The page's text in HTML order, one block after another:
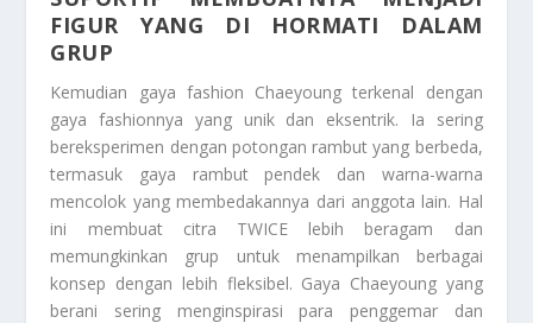
FIGUR YANG DI HORMATI DALAM
GRUP
Kemudian gaya fashion Chaeyoung terkenal dengan
gaya fashionnya yang unik dan eksentrik. Ia sering
bereksperimen dengan potongan rambut yang berbeda,
termasuk gaya rambut pendek dan warna-warna
mencolok yang membedakannya dari anggota lain. Hal
ini membuat citra TWICE lebih beragam dan
memungkinkan grup untuk menampilkan berbagai
konsep dengan lebih fleksibel. Gaya Chaeyoung yang
berani sering menginspirasi para penggemar dan